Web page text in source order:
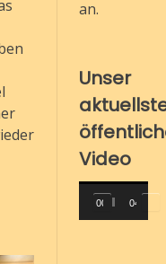
an.
Unser
Video
Video-
Player
00:00 04:10